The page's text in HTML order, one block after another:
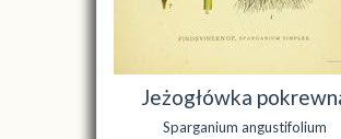
Jeżogłówka
Sparganium angustifolium